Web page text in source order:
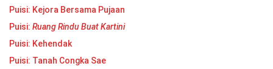
Puisi: Kejora Bersama Pujaan
Puisi: Ruang Rindu Buat Kartini
Puisi: Kehendak
Puisi: Tanah Congka Sae